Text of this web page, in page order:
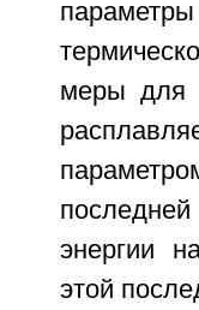
меры для
энергии
этой